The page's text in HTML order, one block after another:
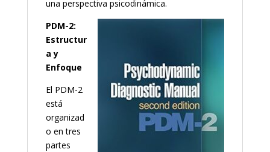
una perspectiva psicodinámica.
PDM-2:
Estructur
a y
Enfoque
El PDM-2
está
organizad
o en tres
partes